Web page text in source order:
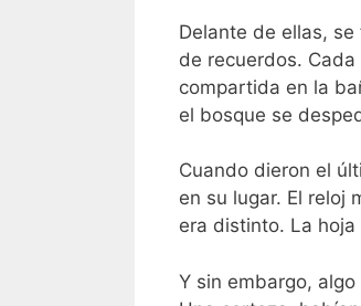
Delante de ellas,
de recuerdos.
compartida en la
el bosque se
Cuando dieron el
en su lugar. El reloj
era distinto. La
Y sin embargo,